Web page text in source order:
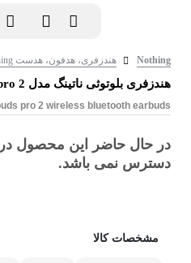
Nothing هندزفری، هدفون، هدست Nothing
هندزفری بلوتوثی ناتینگ مدل Cmf buds pro 2
pro 2 wireless bluetooth earbuds
در حال حاضر این محصول در
دسترس نمی باشد.
مشخصات کالا